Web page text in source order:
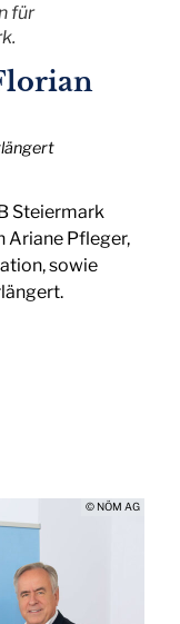
für
Steiermark
Ariane Pfleger,
sowie
© NÖM AG